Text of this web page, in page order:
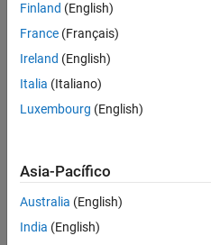
Finland (English)
France (Français)
Ireland (English)
Italia (Italiano)
Luxembourg (English)
Asia-Pacífico
Australia (English)
India (English)